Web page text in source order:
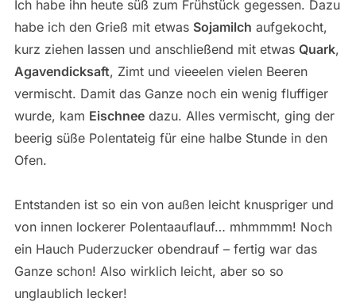
Ich habe ihn heute süß zum Frühstück gegessen. Dazu
habe ich den Grieß mit etwas Sojamilch aufgekocht,
kurz ziehen lassen und anschließend mit etwas Quark,
Agavendicksaft, Zimt und vieeelen vielen Beeren
vermischt. Damit das Ganze noch ein wenig fluffiger
wurde, kam Eischneedazu. Alles vermischt, ging der
beerig süße Polentateig für eine halbe Stunde in den
Ofen.
Entstanden ist so ein von außen leicht knuspriger und
von innen lockerer Polentaauflauf… mhmmmm! Noch
ein Hauch Puderzucker obendrauf – fertig war das
Ganze schon! Also wirklich leicht, aber so so
unglaublich lecker!